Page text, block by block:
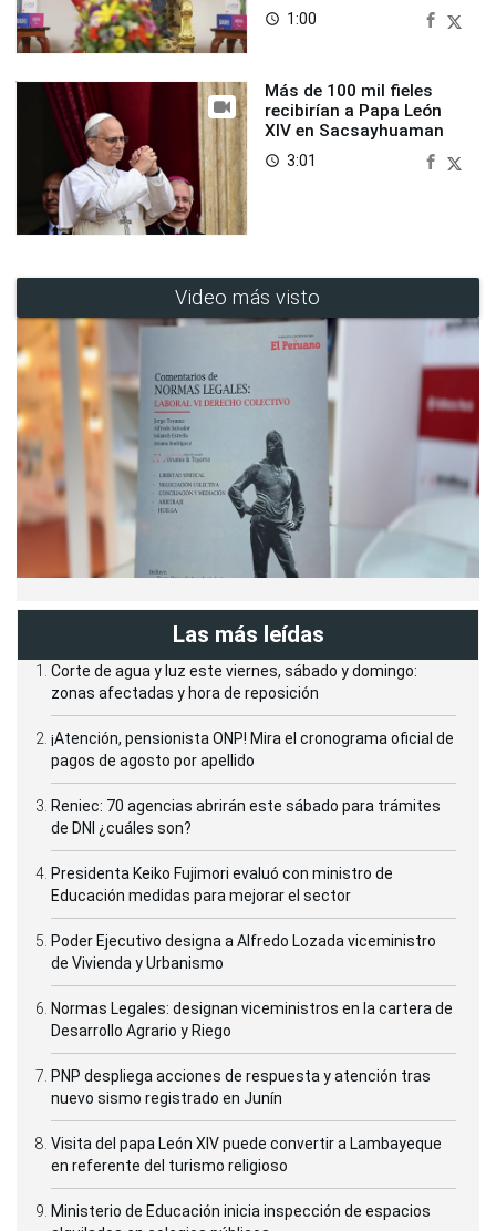
access_time 1:00
Más de 100 mil fieles
recibirían a Papa León
XIV en Sacsayhuaman
access_time 3:01
Video más visto
Las más leídas
Corte de agua y luz este viernes, sábado y domingo:
zonas afectadas y hora de reposición
¡Atención, pensionista ONP! Mira el cronograma oficial de
pagos de agosto por apellido
Reniec: 70 agencias abrirán este sábado para trámites
de DNI ¿cuáles son?
Presidenta Keiko Fujimori evaluó con ministro de
Educación medidas para mejorar el sector
Poder Ejecutivo designa a Alfredo Lozada viceministro
de Vivienda y Urbanismo
Normas Legales: designan viceministros en la cartera de
Desarrollo Agrario y Riego
PNP despliega acciones de respuesta y atención tras
nuevo sismo registrado en Junín
Visita del papa León XIV puede convertir a Lambayeque
en referente del turismo religioso
Ministerio de Educación inicia inspección de espacios